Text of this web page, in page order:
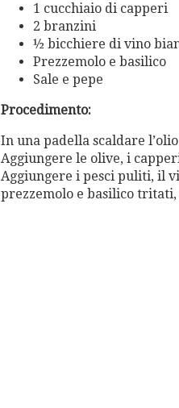
1 cucchiaio di capperi
2 branzini
½ bicchiere di vino
Prezzemolo e basilico
Sale e pepe
Procedimento:
In una padella scaldare
Aggiungere le olive, i
Aggiungere i pesci puliti, il
prezzemolo e basilico